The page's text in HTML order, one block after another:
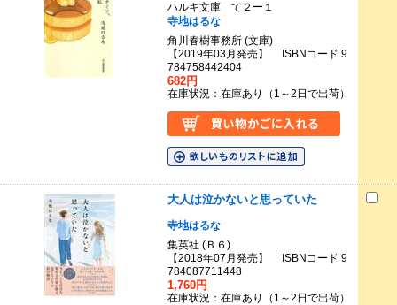
ハルキ文庫 て２ー１
寺地はるな
角川春樹事務所 (文庫)
【2019年03月発売】 ISBNコード 9
784758442404
682円
在庫状況：在庫あり（1～2日で出荷）
大人は泣かないと思っていた
寺地はるな
集英社 (Ｂ６)
【2018年07月発売】 ISBNコード 9
784087711448
1,760円
在庫状況：在庫あり（1～2日で出荷）